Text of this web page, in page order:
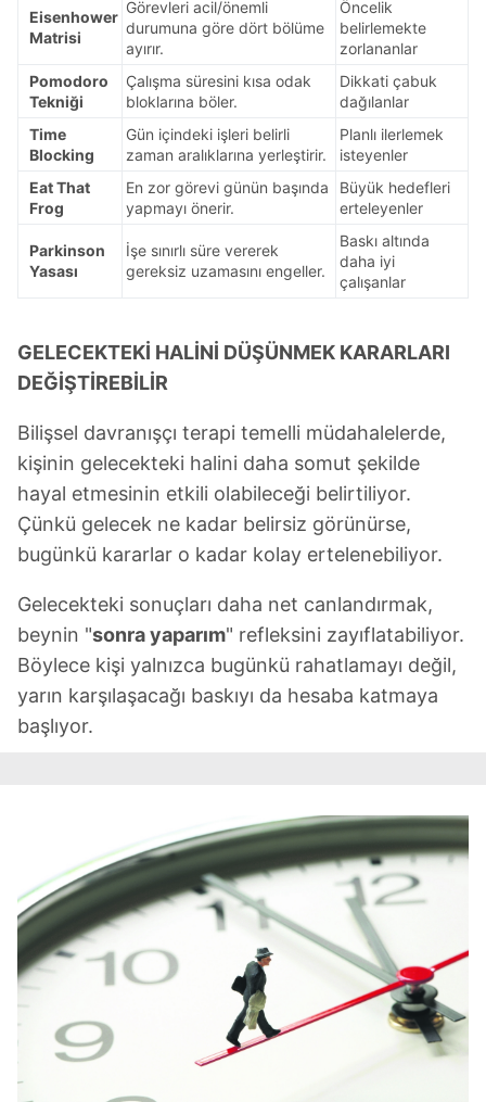
Eisenhower
Matrisi
Görevleri acil/önemli
durumuna göre dört bölüme
ayırır.
Öncelik
belirlemekte
zorlananlar
Pomodoro
Tekniği
Çalışma süresini kısa odak
bloklarına böler.
Dikkati çabuk
dağılanlar
Time
Blocking
Gün içindeki işleri belirli
zaman aralıklarına yerleştirir.
Planlı ilerlemek
isteyenler
Eat That
Frog
En zor görevi günün başında
yapmayı önerir.
Büyük hedefleri
erteleyenler
Parkinson
Yasası
İşe sınırlı süre vererek
gereksiz uzamasını engeller.
Baskı altında
daha iyi
çalışanlar
GELECEKTEKİ HALİNİ DÜŞÜNMEK KARARLARI
DEĞİŞTİREBİLİR
Bilişsel davranışçı terapi temelli müdahalelerde,
kişinin gelecekteki halini daha somut şekilde
hayal etmesinin etkili olabileceği belirtiliyor.
Çünkü gelecek ne kadar belirsiz görünürse,
bugünkü kararlar o kadar kolay ertelenebiliyor.
Gelecekteki sonuçları daha net canlandırmak,
beynin "sonra yaparım" refleksini zayıflatabiliyor.
Böylece kişi yalnızca bugünkü rahatlamayı değil,
yarın karşılaşacağı baskıyı da hesaba katmaya
başlıyor.